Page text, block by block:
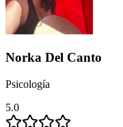
Norka Del Canto
Psicología
5.0